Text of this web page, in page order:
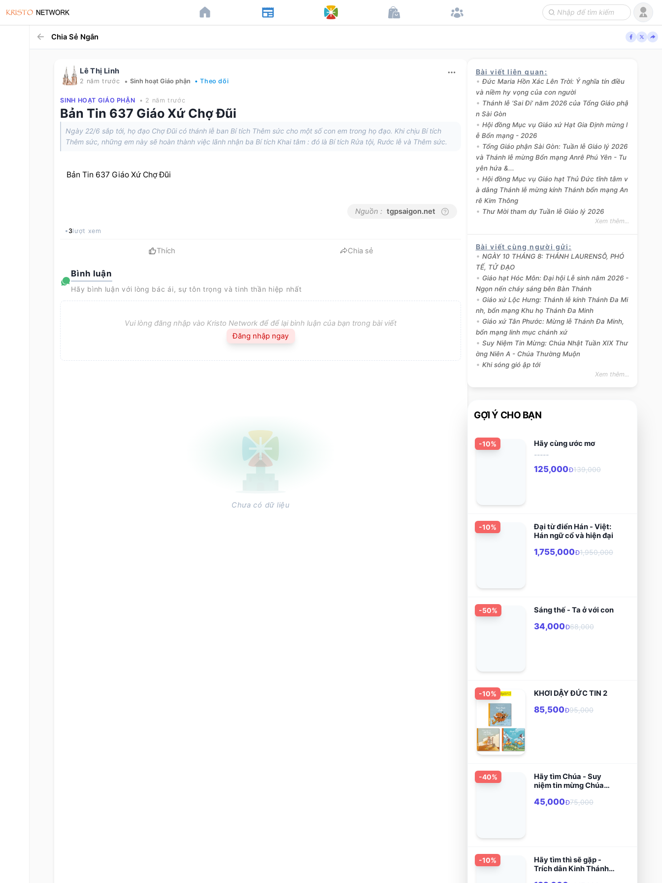
Chia Sẻ Ngắn
Lê Thị Linh
2 năm trước • Sinh hoạt Giáo phận • Theo dõi
SINH HOẠT GIÁO PHẬN • 2 năm trước
Bản Tin 637 Giáo Xứ Chợ Đũi
Ngày 22/6 sắp tới, họ đạo Chợ Đũi có thánh lễ ban Bí tích Thêm sức cho một số con em trong họ đạo. Khi chịu Bí tích
Thêm sức, những em này sẽ hoàn thành việc lãnh nhận ba Bí tích Khai tâm : đó là Bí tích Rửa tội, Rước lễ và Thêm sức.
Bản Tin 637 Giáo Xứ Chợ Đũi
Nguồn : tgpsaigon.net
3lượt xem
Thích Chia sẻ
Bình luận
Hãy bình luận với lòng bác ái, sự tôn trọng và tinh thần hiệp nhất
Vui lòng đăng nhập vào Kristo Network để để lại bình luận của bạn trong bài viết
Đăng nhập ngay
Chưa có dữ liệu
Bài viết liên quan :
Đức Maria Hồn Xác Lên Trời: Ý nghĩa tín điều
và niềm hy vọng của con người
Thánh lễ ‘Sai Đi’ năm 2026 của Tổng Giáo phậ
n Sài Gòn
Hội đồng Mục vụ Giáo xứ Hạt Gia Định mừng l
ễ Bổn mạng - 2026
Tổng Giáo phận Sài Gòn: Tuần lễ Giáo lý 2026
và Thánh lễ mừng Bổn mạng Anrê Phú Yên - Tu
yên hứa &...
Hội đồng Mục vụ Giáo hạt Thủ Đức tĩnh tâm v
à dâng Thánh lễ mừng kính Thánh bổn mạng An
rê Kim Thông
Thư Mời tham dự Tuần lễ Giáo lý 2026
Xem thêm...
Bài viết cùng người gửi :
NGÀY 10 THÁNG 8: THÁNH LAURENSÔ, PHÓ
TẾ, TỬ ĐẠO
Giáo hạt Hóc Môn: Đại hội Lễ sinh năm 2026 -
Ngọn nến cháy sáng bên Bàn Thánh
Giáo xứ Lộc Hưng: Thánh lễ kính Thánh Đa Mi
nh, bổn mạng Khu họ Thánh Đa Minh
Giáo xứ Tân Phước: Mừng lễ Thánh Đa Minh,
bổn mạng linh mục chánh xứ
Suy Niệm Tin Mừng: Chúa Nhật Tuần XIX Thư
ờng Niên A - Chúa Thường Muộn
Khi sóng gió ập tới
Xem thêm...
GỢI Ý CHO BẠN
-10% Hãy cùng ước mơ
-----
125,000Đ139,000
-10%
Đại từ điển Hán - Việt:
Hán ngữ cổ và hiện đại
1,755,000Đ1,950,000
-50% Sáng thế - Ta ở với con
34,000Đ68,000
-10% KHƠI DẬY ĐỨC TIN 2
85,500Đ95,000
-40%
Hãy tìm Chúa - Suy
niệm tin mừng Chúa
năm C
45,000Đ75,000
-10%
Hãy tìm thì sẽ gặp -
Trích dẫn Kinh Thánh